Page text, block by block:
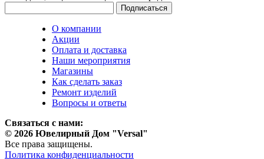
О компании
Акции
Оплата и доставка
Наши мероприятия
Магазины
Как сделать заказ
Ремонт изделий
Вопросы и ответы
Связаться с нами:
© 2026 Ювелирный Дом "Versal"
Все права защищены.
Политика конфиденциальности